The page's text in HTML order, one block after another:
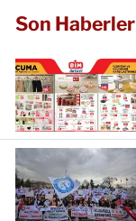
Son Haberler